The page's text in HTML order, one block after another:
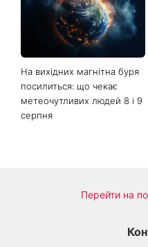
На вихідних магнітна буря
посилиться: що чекає
метеочутливих людей 8 і 9
серпня
Перейти на